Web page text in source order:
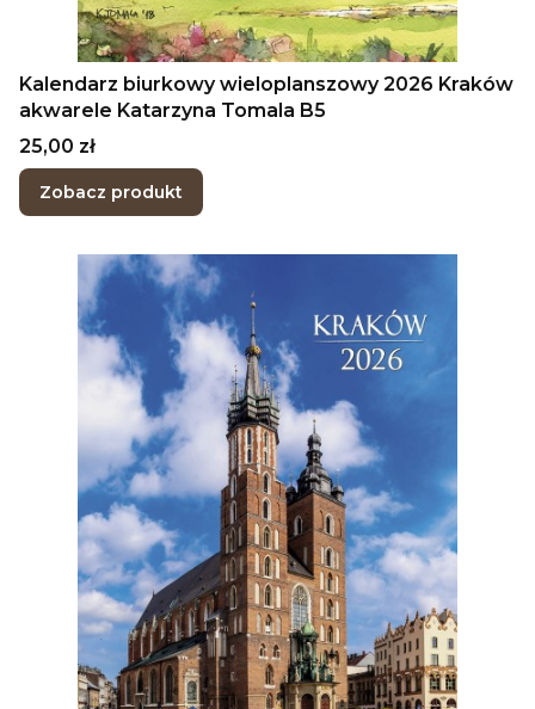
Kalendarz biurkowy wieloplanszowy 2026 Kraków
akwarele Katarzyna Tomala B5
Cena
25,00 zł
Zobacz produkt